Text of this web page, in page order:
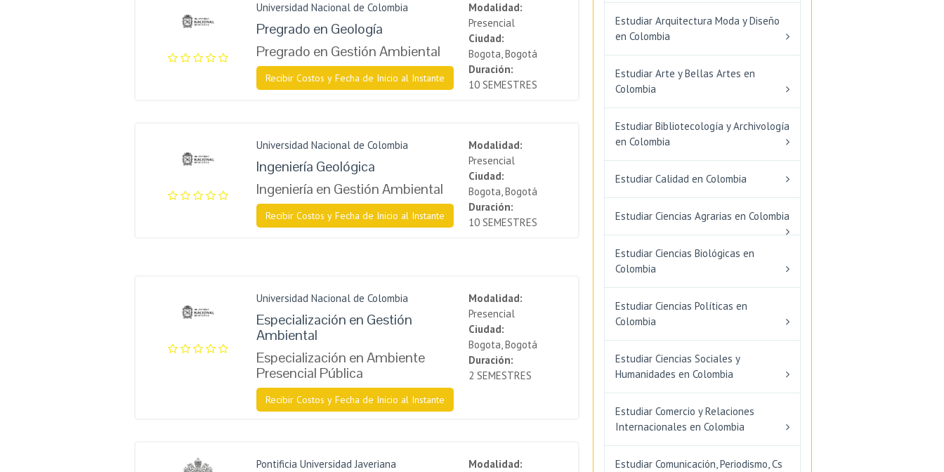
Universidad Nacional de Colombia
Pregrado en Geología
Pregrado en Gestión Ambiental
Recibir Costos y Fecha de Inicio al Instante
Modalidad:
Presencial
Ciudad:
Bogota, Bogotá
Duración:
10 SEMESTRES
Universidad Nacional de Colombia
Ingeniería Geológica
Ingeniería en Gestión Ambiental
Recibir Costos y Fecha de Inicio al Instante
Modalidad:
Presencial
Ciudad:
Bogota, Bogotá
Duración:
10 SEMESTRES
Universidad Nacional de Colombia
Especialización en Gestión
Ambiental
Especialización en Ambiente
Presencial Pública
Recibir Costos y Fecha de Inicio al Instante
Modalidad:
Presencial
Ciudad:
Bogota, Bogotá
Duración:
2 SEMESTRES
Pontificia Universidad Javeriana
Modalidad:
Estudiar Arquitectura Moda y Diseño
en Colombia
Estudiar Arte y Bellas Artes en
Colombia
Estudiar Bibliotecología y Archivología
en Colombia
Estudiar Calidad en Colombia
Estudiar Ciencias Agrarias en Colombia
Estudiar Ciencias Biológicas en
Colombia
Estudiar Ciencias Políticas en
Colombia
Estudiar Ciencias Sociales y
Humanidades en Colombia
Estudiar Comercio y Relaciones
Internacionales en Colombia
Estudiar Comunicación, Periodismo, Cs